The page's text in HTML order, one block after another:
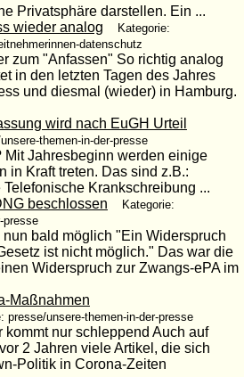
Privatsphäre darstellen. Ein ...
wieder analog
Kategorie:
datenschutz
zum "Anfassen" So richtig analog
in den letzten Tagen des Jahres
und diesmal (wieder) in Hamburg.
wird nach EuGH Urteil
themen-in-der-presse
Mit Jahresbeginn werden einige
in Kraft treten. Das sind z.B.:
Krankschreibung ...
beschlossen
Kategorie:
presse
nun bald möglich "Ein Widerspruch
ist nicht möglich." Das war die
Widerspruch zur Zwangs-ePA im
Maßnahmen
presse/unsere-themen-in-der-presse
nur schleppend Auch auf
2 Jahren viele Artikel, die sich
Politik in Corona-Zeiten